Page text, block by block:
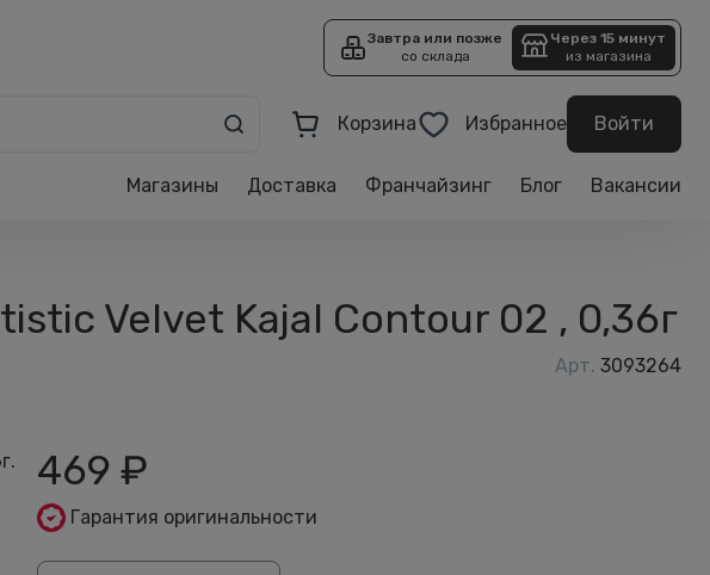
Завтра или позже
со склада
Через 15 минут
из магазина
Корзина Избранное Войти
Магазины Доставка Франчайзинг Блог Вакансии
Velvet Kajal Contour 02 , 0,36г
Арт. 3093264
469 ₽
Гарантия оригинальности